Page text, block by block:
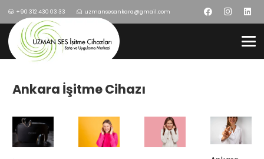
+90 312 430 03 33 uzmansesankara@gmail.com
Ankara İşitme Cihazı